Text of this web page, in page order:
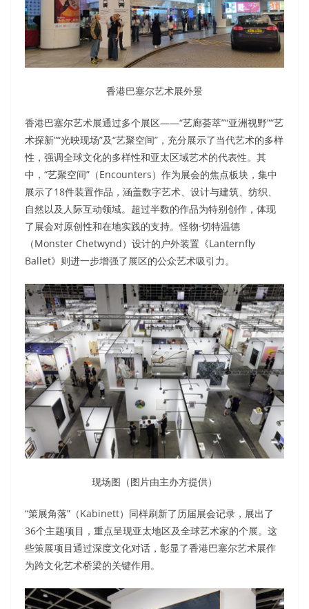
香港巴塞尔艺术展外景
香港巴塞尔艺术展通过多个展区——“艺廊荟萃”“亚洲视野”“艺
术探新”“光映现场”及“艺聚空间”，充分展示了当代艺术的多样
性，强调全球文化的多样性和亚太区域艺术的代表性。其
中，“艺聚空间”（Encounters）作为展会的焦点板块，集中
展示了18件装置作品，涵盖数字艺术、设计与建筑、纺织、
自然以及人际互动领域。超过半数的作品为特别创作，体现
了展会对原创性和在地实践的支持。怪物·切特温德
（Monster Chetwynd）设计的户外装置《Lanternfly
Ballet》则进一步增强了展区的公众艺术吸引力。
现场图（图片由主办方提供）
“策展角落”（Kabinett）同样刷新了历届展会记录，展出了
36个主题项目，重点呈现亚太地区及全球艺术家的个展。这
些策展项目通过深度文化对话，彰显了香港巴塞尔艺术展作
为跨文化艺术桥梁的关键作用。